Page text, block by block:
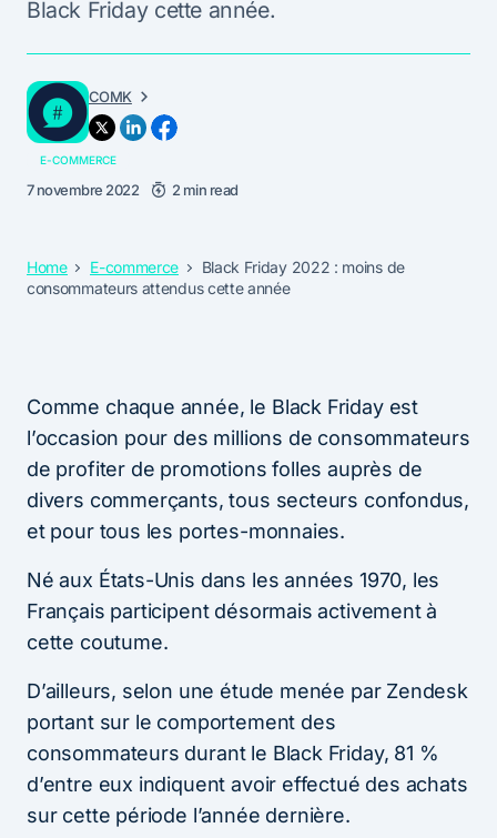
Black Friday cette année.
COMK
E-COMMERCE
7 novembre 2022 2 min read
Home E-commerce
Black Friday 2022 : moins de
consommateurs attendus cette année
Comme chaque année, le Black Friday est
l’occasion pour des millions de consommateurs
de profiter de promotions folles auprès de
divers commerçants, tous secteurs confondus,
et pour tous les portes-monnaies.
Né aux États-Unis dans les années 1970, les
Français participent désormais activement à
cette coutume.
D’ailleurs, selon une étude menée par Zendesk
portant sur le comportement des
consommateurs durant le Black Friday, 81 %
d’entre eux indiquent avoir effectué des achats
sur cette période l’année dernière.